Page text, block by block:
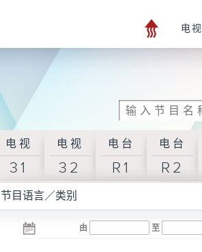
电视
电视
31
电视
32
电台
R1
电台
R2
节目语言／类别
由 至